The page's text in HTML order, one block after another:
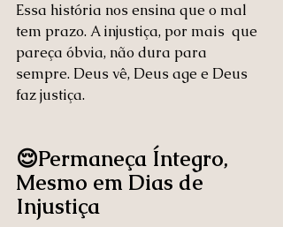
Essa história nos ensina que o mal
tem prazo. A injustiça, por mais  que
pareça óbvia, não dura para
sempre. Deus vê, Deus age e Deus
faz justiça.
😌Permaneça Íntegro,
Mesmo em Dias de
Injustiça